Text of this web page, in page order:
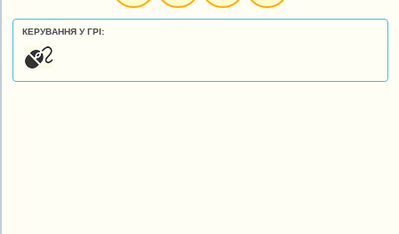
КЕРУВАННЯ У ГРІ: